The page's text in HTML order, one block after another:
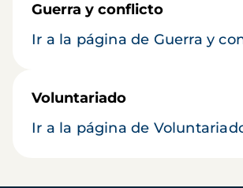
Guerra y conflicto
Ir a la página de Guerra y
Voluntariado
Ir a la página de